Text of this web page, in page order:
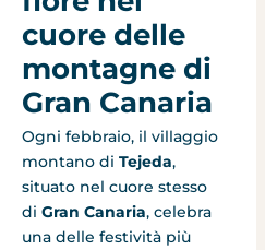
cuore delle
montagne di
Gran Canaria
Ogni febbraio, il villaggio
montano di Tejeda,
situato nel cuore stesso
di Gran Canaria, celebra
una delle festività più